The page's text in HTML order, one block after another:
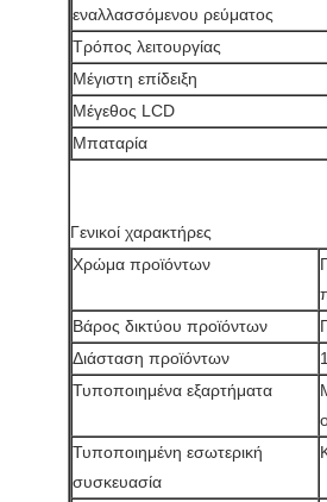
εναλλασσόμενου ρεύματος
Τρόπος λειτουργίας
Μέγιστη επίδειξη
Μέγεθος LCD
Μπαταρία
Γενικοί χαρακτήρες
Χρώμα προϊόντων
Βάρος δικτύου προϊόντων
Διάσταση προϊόντων
Τυποποιημένα εξαρτήματα
Τυποποιημένη εσωτερική
συσκευασία